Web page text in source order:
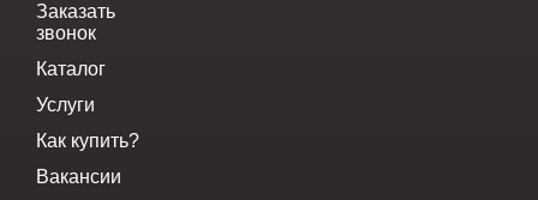
Заказать
звонок
Каталог
Услуги
Как купить?
Вакансии